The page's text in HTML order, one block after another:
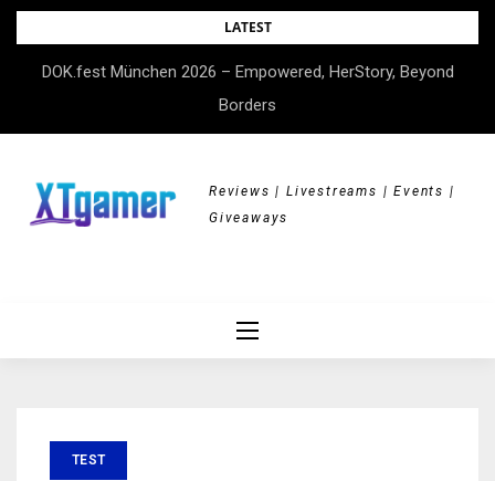
Skip
content
LATEST
DOK.fest München 2026 – Empowered, HerStory, Beyond
Borders
Reviews | Livestreams | Events |
Giveaways
TEST